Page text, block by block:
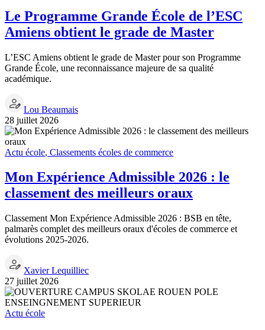
Le Programme Grande École de l’ESC
Amiens obtient le grade de Master
L’ESC Amiens obtient le grade de Master pour son Programme
Grande École, une reconnaissance majeure de sa qualité
académique.
Lou Beaumais
28 juillet 2026
Actu école, Classements écoles de commerce
Mon Expérience Admissible 2026 : le
classement des meilleurs oraux
Classement Mon Expérience Admissible 2026 : BSB en tête,
palmarès complet des meilleurs oraux d'écoles de commerce et
évolutions 2025-2026.
Xavier Lequilliec
27 juillet 2026
Actu école